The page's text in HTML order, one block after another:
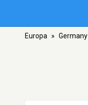
Europa » Germany